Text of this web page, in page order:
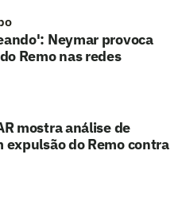
Neymar provoca
Remo nas redes
mostra análise de
expulsão do Remo contra